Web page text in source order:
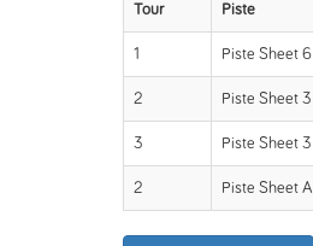
Tour Piste
1 Piste Sheet 6
2 Piste Sheet 3
3 Piste Sheet 3
2 Piste Sheet A